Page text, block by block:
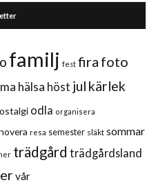
familj fest fira foto
hälsa höst jul kärlek
odla organisera
resa semester släkt sommar
trädgård trädgårdsland
vår